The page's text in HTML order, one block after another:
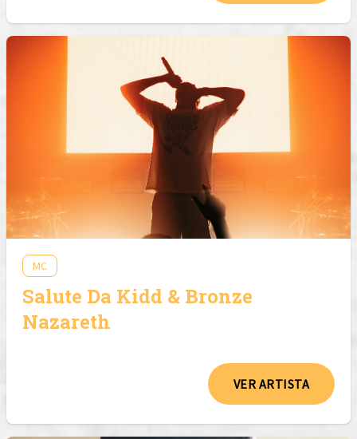
MC
Salute Da Kidd & Bronze
Nazareth
VER ARTISTA